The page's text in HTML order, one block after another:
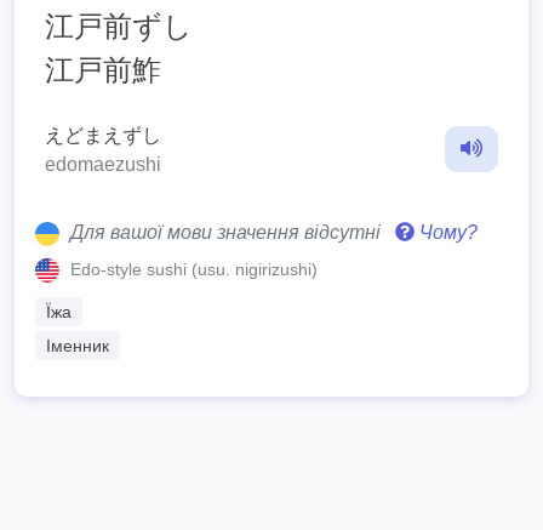
江戸前ずし
江戸前鮓
えどまえずし
edomaezushi
Для вашої мови значення відсутні Чому?
Edo-style sushi (usu. nigirizushi)
Їжа
Іменник